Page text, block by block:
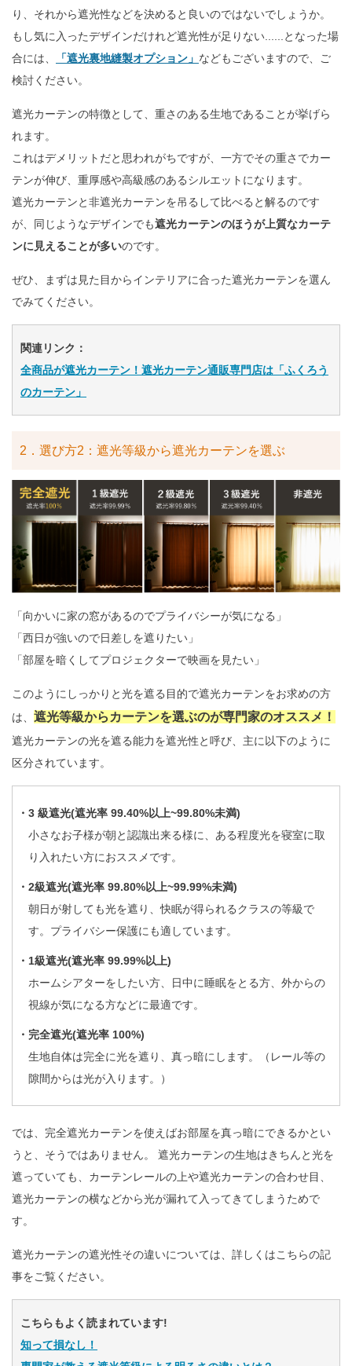
り、それから遮光性などを決めると良いのではないでしょうか。
もし気に入ったデザインだけれど遮光性が足りない......となった場
合には、
「遮光裏地縫製オプション」 などもございますので、ご
検討ください。
遮光カーテンの特徴として、重さのある生地であることが挙げら
れます。
これはデメリットだと思われがちですが、一方でその重さでカー
テンが伸び、重厚感や高級感のあるシルエットになります。
遮光カーテンと非遮光カーテンを吊るして比べると解るのです
が、同じようなデザインでも遮光カーテンのほうが上質なカーテ
ンに見えることが多いのです。
ぜひ、まずは見た目からインテリアに合った遮光カーテンを選ん
でみてください。
関連リンク：
全商品が遮光カーテン！遮光カーテン通販専門店は「ふくろう
のカーテン」
2．選び方2：遮光等級から遮光カーテンを選ぶ
「向かいに家の窓があるのでプライバシーが気になる」
「西日が強いので日差しを遮りたい」
「部屋を暗くしてプロジェクターで映画を見たい」
このようにしっかりと光を遮る目的で遮光カーテンをお求めの方
は、 遮光等級からカーテンを選ぶのが専門家のオススメ！
遮光カーテンの光を遮る能力を遮光性と呼び、主に以下のように
区分されています。
・3 級遮光(遮光率 99.40%以上~99.80%未満)
小さなお子様が朝と認識出来る様に、ある程度光を寝室に取
り入れたい方におススメです。
・2級遮光(遮光率 99.80%以上~99.99%未満)
朝日が射しても光を遮り、快眠が得られるクラスの等級で
す。プライバシー保護にも適しています。
・1級遮光(遮光率 99.99%以上)
ホームシアターをしたい方、日中に睡眠をとる方、外からの
視線が気になる方などに最適です。
・完全遮光(遮光率 100%)
生地自体は完全に光を遮り、真っ暗にします。（レール等の
隙間からは光が入ります。）
では、完全遮光カーテンを使えばお部屋を真っ暗にできるかとい
うと、そうではありません。 遮光カーテンの生地はきちんと光を
遮っていても、カーテンレールの上や遮光カーテンの合わせ目、
遮光カーテンの横などから光が漏れて入ってきてしまうためで
す。
遮光カーテンの遮光性その違いについては、詳しくはこちらの記
事をご覧ください。
こちらもよく読まれています!
知って損なし！